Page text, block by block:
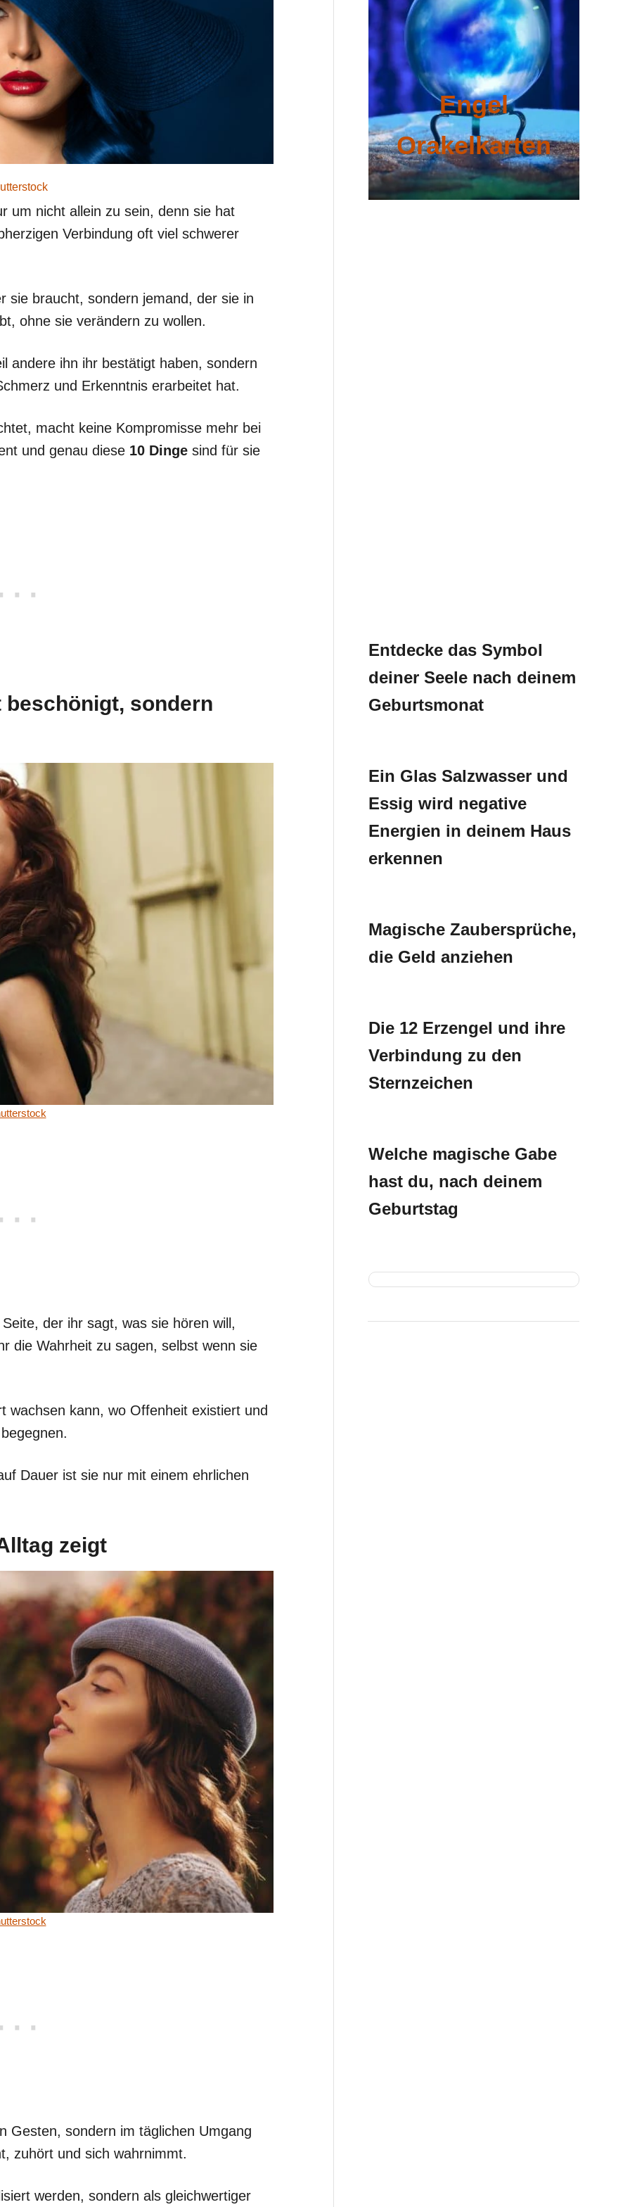
um nicht allein zu sein, denn sie hat
Verbindung oft viel schwerer
sie braucht, sondern jemand, der sie in
ohne sie verändern zu wollen.
andere ihn ihr bestätigt haben, sondern
und Erkenntnis erarbeitet hat.
macht keine Kompromisse mehr bei
und genau diese 10 Dinge sind für sie
sondern
der ihr sagt, was sie hören will,
die Wahrheit zu sagen, selbst wenn sie
wachsen kann, wo Offenheit existiert und
Dauer ist sie nur mit einem ehrlichen
zeigt
Gesten, sondern im täglichen Umgang
zuhört und sich wahrnimmt.
werden, sondern als gleichwertiger
Engel
Orakelkarten
Entdecke das Symbol
deiner Seele nach deinem
Geburtsmonat
Ein Glas Salzwasser und
Essig wird negative
Energien in deinem Haus
erkennen
Magische Zaubersprüche,
die Geld anziehen
Die 12 Erzengel und ihre
Verbindung zu den
Sternzeichen
Welche magische Gabe
hast du, nach deinem
Geburtstag